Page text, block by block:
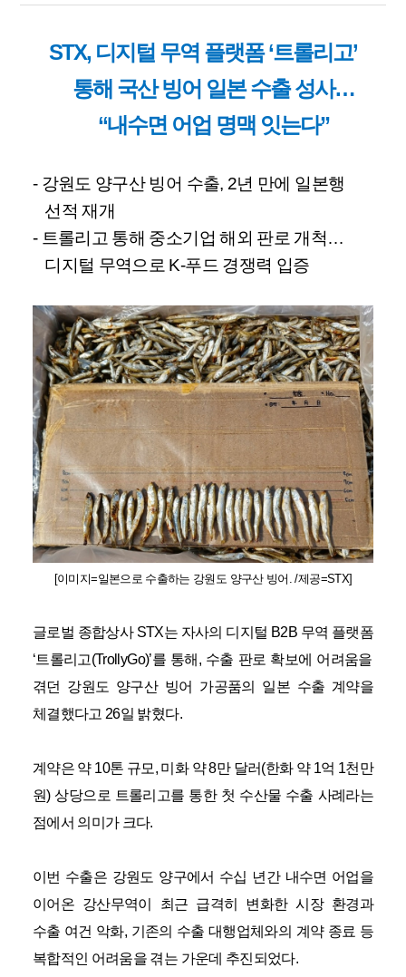
STX, 디지털 무역 플랫폼‘트롤리고’
통해 국산 빙어 일본 수출 성사…
“내수면 어업 명맥 잇는다”
- 강원도 양구산 빙어 수출, 2년 만에 일본행
선적 재개
- 트롤리고 통해 중소기업 해외 판로 개척…
디지털 무역으로 K-푸드 경쟁력 입증
[이미지=일본으로 수출하는 강원도 양구산 빙어 . /제공=STX]
글로벌 종합상사STX는 자사의 디지털 B2B 무역 플랫폼
‘트롤리고(TrollyGo)’를 통해 , 수출 판로 확보에 어려움을
겪던 강원도 양구산 빙어 가공품의 일본 수출 계약을
체결했다고 26일 밝혔다.
계약은 약 10톤 규모 , 미화 약8만 달러(한화 약1억 1천만
원)상당으로 트롤리고를 통한 첫 수산물 수출 사례라는
점에서 의미가 크다.
이번 수출은 강원도 양구에서 수십 년간 내수면 어업을
이어온 강산무역이 최근 급격히 변화한 시장 환경과
수출 여건 악화, 기존의 수출 대행업체와의 계약 종료 등
복합적인 어려움을 겪는 가운데 추진되었다.